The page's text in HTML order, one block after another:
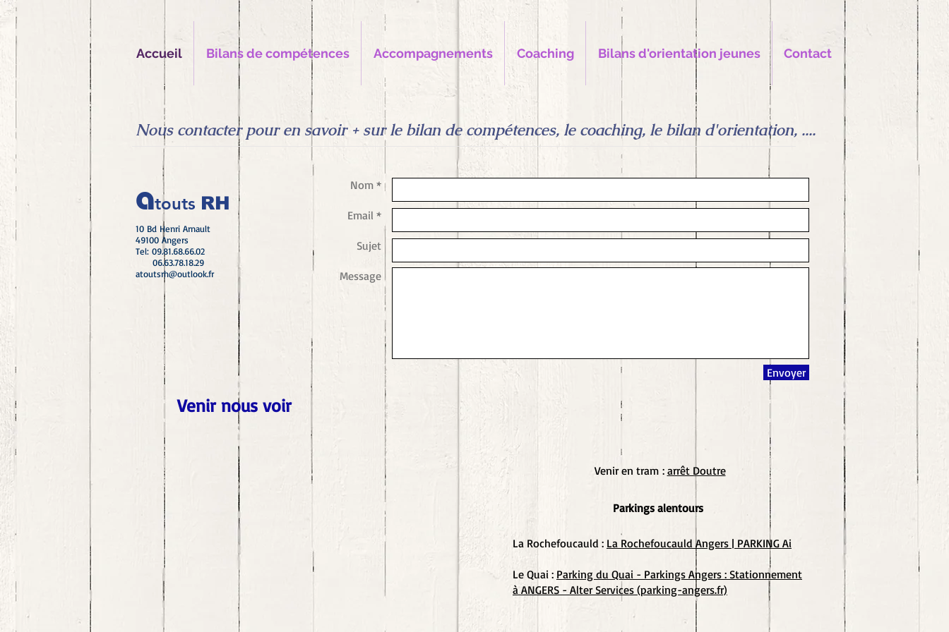
Accueil Bilans de compétences Accompagnements Coaching Bilans d'orientation jeunes Contact
Nous contacter pour en savoir + sur le bilan de compétences, le coaching, le bilan d'orientation, ....
atouts RH
10 Bd Henri Arnault
49100 Angers
Tel: 09.81.68.66.02
06.63.78.18.29
atoutsrh@outlook.fr
Nom *
Email *
Sujet
Message
Envoyer
Venir nous voir
Venir en tram: arrêt Doutre
Parkings alentours
La Rochefoucauld : La Rochefoucauld Angers | PARKING Ai
Le Quai : Parking du Quai - Parkings Angers : Stationnement
à ANGERS - Alter Services (parking-angers.fr)